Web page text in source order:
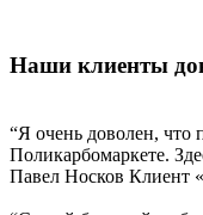
Наши клиенты
“Я очень доволен, что
Поликарбомаркете.
Павел Носков Клиент